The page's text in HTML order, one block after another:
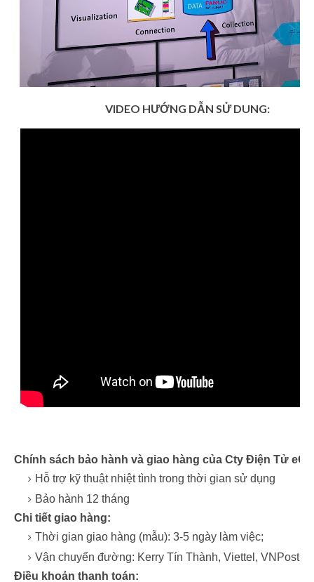
VIDEO HƯỚNG DẪN SỬ DUNG:
Chính sách bảo hành và giao hàng của Cty Điện Tử
Hỗ trợ kỹ thuật nhiệt tình trong thời gian sử dụng
Bảo hành 12 tháng
Chi tiết giao hàng:
Thời gian giao hàng (mẫu): 3-5 ngày làm việc;
Vận chuyển đường: Kerry Tín Thành, Viettel,
Điều khoản thanh toán: